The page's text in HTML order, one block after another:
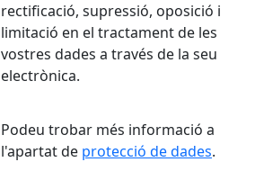
rectificació, supressió, oposició i
limitació en el tractament de les
vostres dades a través de la seu
electrònica.
Podeu trobar més informació a
l'apartat de protecció de dades.